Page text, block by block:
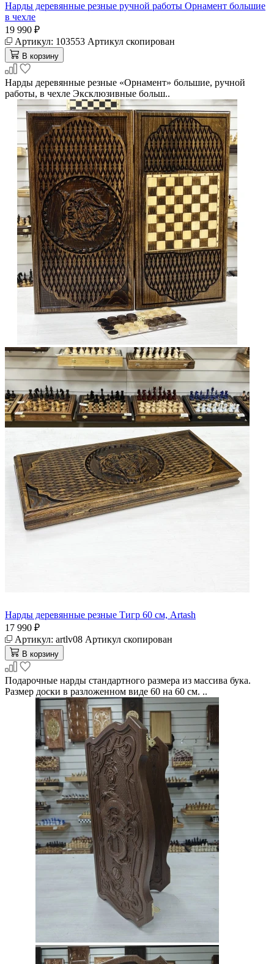
Нарды деревянные резные ручной работы Орнамент большие
в чехле
19 990 ₽
Артикул: 103553 Артикул скопирован
В корзину
Нарды деревянные резные «Орнамент» большие, ручной
работы, в чехле Эксклюзивные больш..
Нарды деревянные резные Тигр 60 см, Artash
17 990 ₽
Артикул: artlv08 Артикул скопирован
В корзину
Подарочные нарды стандартного размера из массива бука.
Размер доски в разложенном виде 60 на 60 см. ..